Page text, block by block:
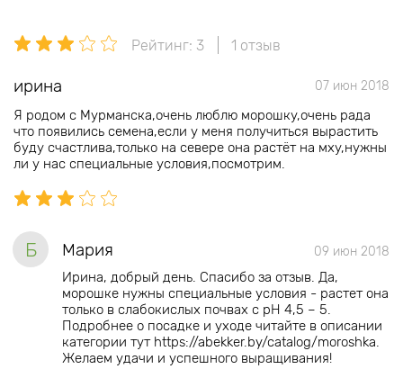
Рейтинг: 3 1 отзыв
ирина 07 июн 2018
Я родом с Мурманска,очень люблю морошку,очень рада
что появились семена,если у меня получиться вырастить
буду счастлива,только на севере она растёт на мху,нужны
ли у нас специальные условия,посмотрим.
Б Мария 09 июн 2018
Ирина, добрый день. Спасибо за отзыв. Да,
морошке нужны специальные условия - растет она
только в слабокислых почвах с рН 4,5 – 5.
Подробнее о посадке и уходе читайте в описании
категории тут https://abekker.by/catalog/moroshka.
Желаем удачи и успешного выращивания!